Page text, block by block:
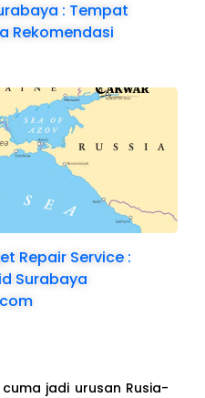
: Tempat
Rekomendasi
Repair Service :
Surabaya
jadi urusan Rusia-